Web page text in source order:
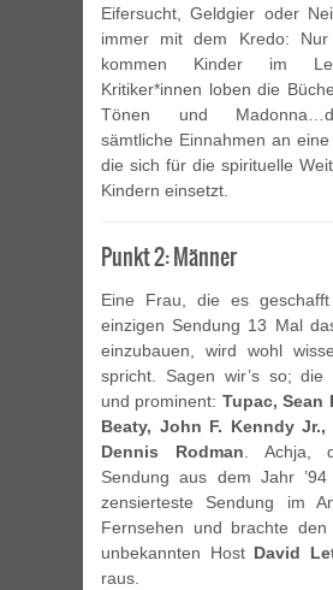
Eifersucht, Geldgier oder
immer mit dem Kredo: Nur
kommen Kinder im
Kritiker*innen loben die
Tönen und
sämtliche Einnahmen an
die sich für die spirituelle
Kindern einsetzt.
Punkt 2: Männer
Eine Frau, die es
einzigen Sendung 13 Mal
einzubauen, wird wohl
spricht. Sagen wir’s so;
und prominent: Tupac, Sean
Beaty, John F. Kenndy Jr.,
Dennis Rodman. Achja,
Sendung aus dem Jahr
zensierteste Sendung im
Fernsehen und brachte den
unbekannten Host David
raus.